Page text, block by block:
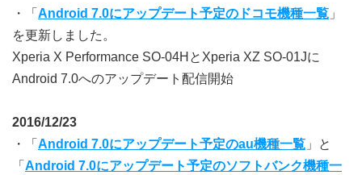
・「 Android 7.0にアップデート予定のドコモ機種一覧 」
を更新しました。
Xperia X Performance SO-04HとXperia XZ SO-01Jに
Android 7.0へのアップデート配信開始
2016/12/23
・「 Android 7.0にアップデート予定のau機種一覧 」と
「 Android 7.0にアップデート予定のソフトバンク機種一